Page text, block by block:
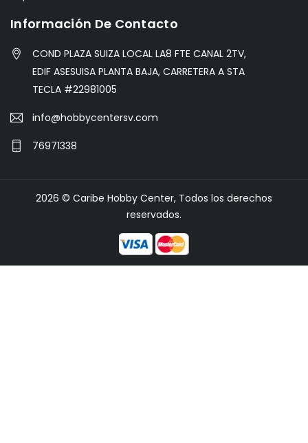
Información De Contacto
COND PLAZA SUIZA LOCAL LA8 FTE CANAL 2TV,
EDIF ASESUISA PLANTA BAJA, CARRETERA A STA
TECLA #22981005
info@hobbycentersv.com
76971338
2026 © Caribe Hobby Center, Todos los derechos
reservados.